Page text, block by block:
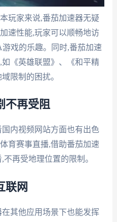
玩家来说,番茄加速器无疑
速性能,玩家可以顺畅地访
戏的乐趣。同时,番茄加速
《英雄联盟》、《和平精
限制的困扰。
不再受阻
内视频网站方面也有出色
育赛事直播,借助番茄加速
再受地理位置的限制。
联网
其他应用场景下也能发挥